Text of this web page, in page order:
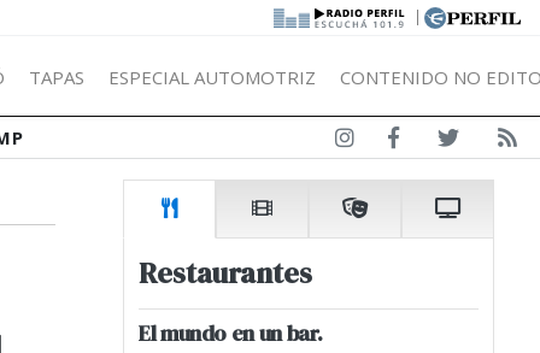
|
TAPAS ESPECIAL AUTOMOTRIZ CONTENIDO NO
Restaurantes
El mundo en un bar.